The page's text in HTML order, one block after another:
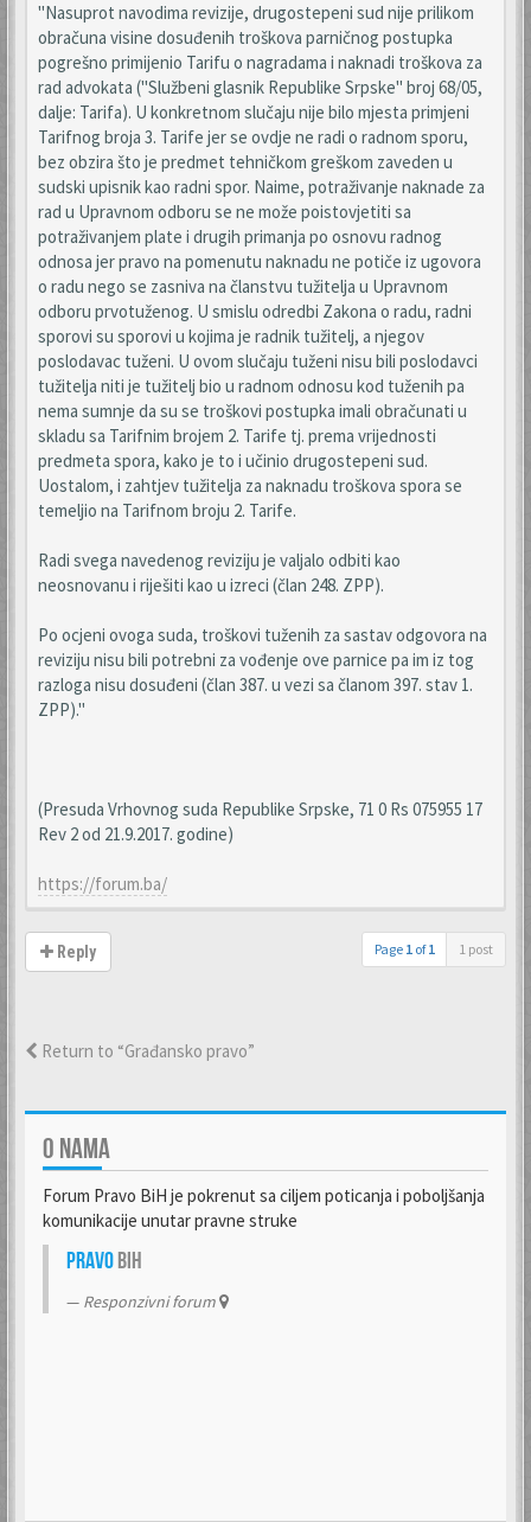
"Nasuprot navodima revizije, drugostepeni sud nije prilikom
obračuna visine dosuđenih troškova parničnog postupka
pogrešno primijenio Tarifu o nagradama i naknadi troškova za
rad advokata ("Službeni glasnik Republike Srpske" broj 68/05,
dalje: Tarifa). U konkretnom slučaju nije bilo mjesta primjeni
Tarifnog broja 3. Tarife jer se ovdje ne radi o radnom sporu,
bez obzira što je predmet tehničkom greškom zaveden u
sudski upisnik kao radni spor. Naime, potraživanje naknade za
rad u Upravnom odboru se ne može poistovjetiti sa
potraživanjem plate i drugih primanja po osnovu radnog
odnosa jer pravo na pomenutu naknadu ne potiče iz ugovora
o radu nego se zasniva na članstvu tužitelja u Upravnom
odboru prvotuženog. U smislu odredbi Zakona o radu, radni
sporovi su sporovi u kojima je radnik tužitelj, a njegov
poslodavac tuženi. U ovom slučaju tuženi nisu bili poslodavci
tužitelja niti je tužitelj bio u radnom odnosu kod tuženih pa
nema sumnje da su se troškovi postupka imali obračunati u
skladu sa Tarifnim brojem 2. Tarife tj. prema vrijednosti
predmeta spora, kako je to i učinio drugostepeni sud.
Uostalom, i zahtjev tužitelja za naknadu troškova spora se
temeljio na Tarifnom broju 2. Tarife.
Radi svega navedenog reviziju je valjalo odbiti kao
neosnovanu i riješiti kao u izreci (član 248. ZPP).
Po ocjeni ovoga suda, troškovi tuženih za sastav odgovora na
reviziju nisu bili potrebni za vođenje ove parnice pa im iz tog
razloga nisu dosuđeni (član 387. u vezi sa članom 397. stav 1.
ZPP)."
(Presuda Vrhovnog suda Republike Srpske, 71 0 Rs 075955 17
Rev 2 od 21.9.2017. godine)
https://forum.ba/
Reply Page 1 of1 1 post
Return to “Građansko pravo”
O NAMA
Forum Pravo BiH je pokrenut sa ciljem poticanja i poboljšanja
komunikacije unutar pravne struke
PravoBiH
Responzivni forum